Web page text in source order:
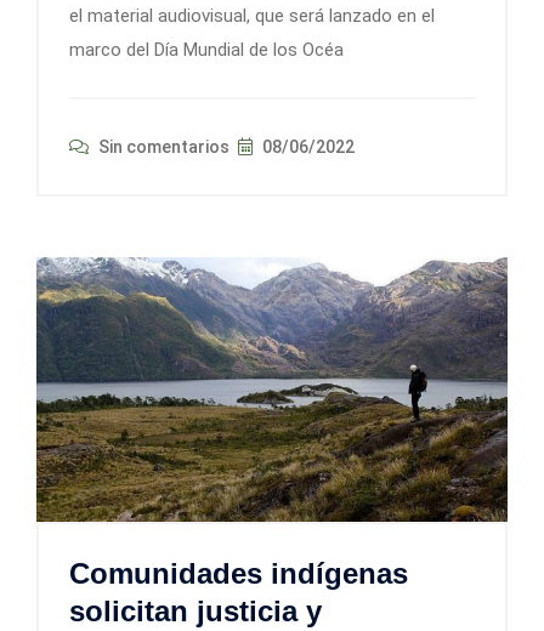
el material audiovisual, que será lanzado en el
marco del Día Mundial de los Océa
Sin comentarios 08/06/2022
Comunidades indígenas
solicitan justicia y